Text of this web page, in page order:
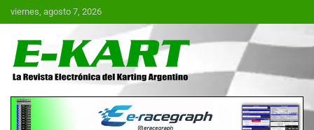
Saltar
al
viernes, agosto 7, 2026
E-Kart.com.ar | La Revista